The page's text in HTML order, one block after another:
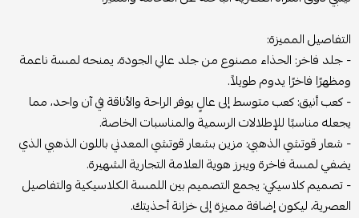
التفاصيل المميزة:
- جلد فاخر: الحذاء مصنوع من جلد عالي الجودة، يمنحه لمسة ناعمة
ومظهرًا فاخرًا يدوم طويلاً.
- كعب أنيق: كعب متوسط إلى عالٍ يوفر الراحة والأناقة في آن واحد، مما
يجعله مناسبًا للإطلالات الرسمية والمناسبات الخاصة.
- شعار قوتشي الذهبي: مزين بشعار قوتشي المعدني باللون الذهبي الذي
يضفي لمسة فاخرة ويبرز هوية العلامة التجارية الشهيرة.
- تصميم كلاسيكي: يجمع التصميم بين اللمسة الكلاسيكية والتفاصيل
العصرية، ليكون إضافة مميزة إلى خزانة أحذيتك.